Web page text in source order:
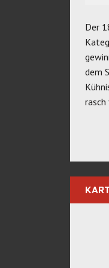
Der
dem